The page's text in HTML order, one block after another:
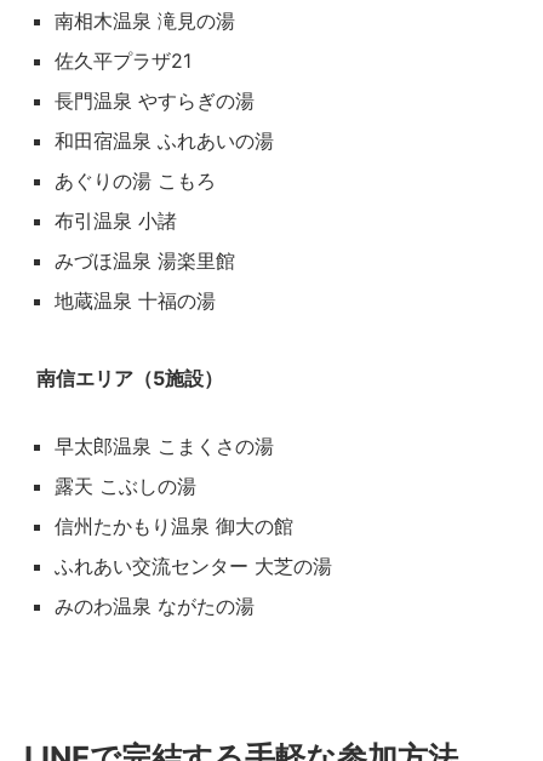
南相木温泉 滝見の湯
佐久平プラザ21
長門温泉 やすらぎの湯
和田宿温泉 ふれあいの湯
あぐりの湯 こもろ
布引温泉 小諸
みづほ温泉 湯楽里館
地蔵温泉 十福の湯
南信エリア（5施設）
早太郎温泉 こまくさの湯
露天 こぶしの湯
信州たかもり温泉 御大の館
ふれあい交流センター 大芝の湯
みのわ温泉 ながたの湯